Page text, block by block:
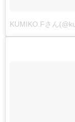
KUMIKO.Fさん